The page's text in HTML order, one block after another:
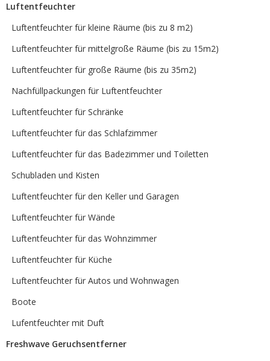
Luftentfeuchter
Luftentfeuchter für kleine Räume (bis zu 8 m2)
Luftentfeuchter für mittelgroße Räume (bis zu 15m2)
Luftentfeuchter für große Räume (bis zu 35m2)
Nachfüllpackungen für Luftentfeuchter
Luftentfeuchter für Schränke
Luftentfeuchter für das Schlafzimmer
Luftentfeuchter für das Badezimmer und Toiletten
Schubladen und Kisten
Luftentfeuchter für den Keller und Garagen
Luftentfeuchter für Wände
Luftentfeuchter für das Wohnzimmer
Luftentfeuchter für Küche
Luftentfeuchter für Autos und Wohnwagen
Boote
Lufentfeuchter mit Duft
Freshwave Geruchsentferner